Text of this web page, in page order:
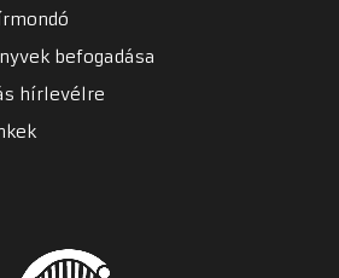
befogadása
hírlevélre